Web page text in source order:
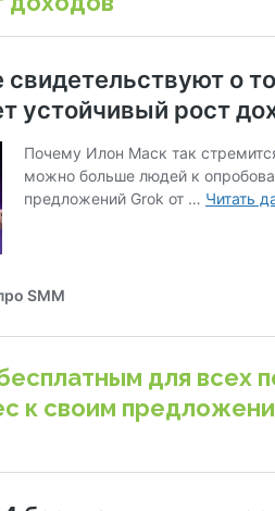
для всех
к своим